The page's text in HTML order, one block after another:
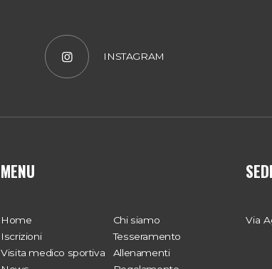
INSTAGRAM
MENU
Home
Chi siamo
Iscrizioni
Tesseramento
Visita medico sportiva
Allenamenti
Via